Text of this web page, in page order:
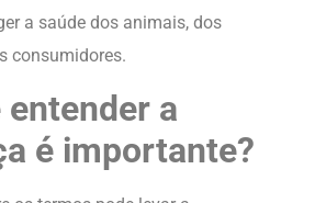
a saúde dos animais, dos
consumidores.
entender a
é importante?